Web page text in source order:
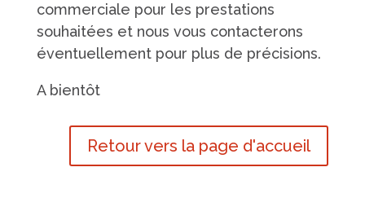
commerciale pour les prestations
souhaitées et nous vous contacterons
éventuellement pour plus de précisions.
A bientôt
Retour vers la page d'accueil